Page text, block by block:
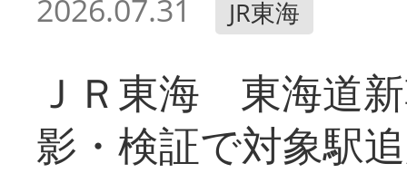
2026.07.31 JR東海
ＪＲ東海 東海道
影・検証で対象駅